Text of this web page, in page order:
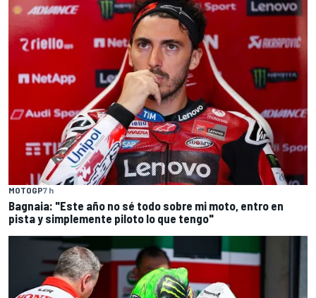
MOTOGP7 h
Bagnaia: "Este año no sé todo sobre mi moto, entro en
pista y simplemente piloto lo que tengo"